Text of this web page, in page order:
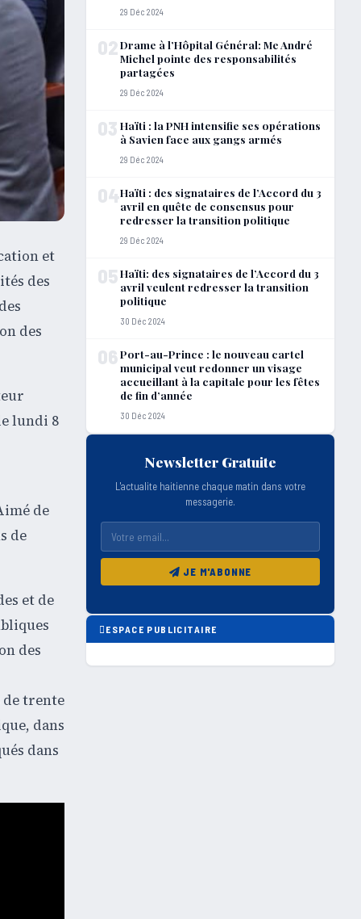
et
des
des
lundi 8
de
de
et de
des
de trente
dans
dans
29 Déc 2024
02Drame à l’Hôpital Général: Me André
Michel pointe des responsabilités
partagées
29 Déc 2024
03 Haïti : la PNH intensifie ses opérations
à Savien face aux gangs armés
29 Déc 2024
04Haïti : des signataires de l’Accord du 3
avril en quête de consensus pour
redresser la transition politique
29 Déc 2024
05Haïti: des signataires de l’Accord du 3
avril veulent redresser la transition
politique
30 Déc 2024
06Port-au-Prince : le nouveau cartel
municipal veut redonner un visage
accueillant à la capitale pour les fêtes
de fin d’année
30 Déc 2024
Newsletter Gratuite
L'actualite haitienne chaque matin dans votre
messagerie.
JE M'ABONNE
ESPACE PUBLICITAIRE